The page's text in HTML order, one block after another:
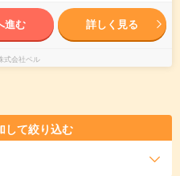
進む 詳しく見る
式会社ベル
して絞り込む